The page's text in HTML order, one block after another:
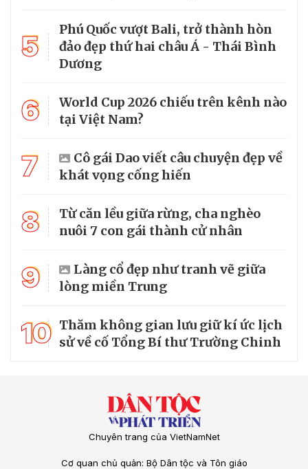
5
Phú Quốc vượt Bali, trở thành hòn
đảo đẹp thứ hai châu Á - Thái Bình
Dương
6
World Cup 2026 chiếu trên kênh nào
tại Việt Nam?
7
Cô gái Dao viết câu chuyện đẹp về
khát vọng cống hiến
8
Từ căn lều giữa rừng, cha nghèo
nuôi 7 con gái thành cử nhân
9
Làng cổ đẹp như tranh vẽ giữa
lòng miền Trung
10 Thăm không gian lưu giữ kí ức lịch
sử về cố Tổng Bí thư Trường Chinh
Chuyên trang của VietNamNet
Cơ quan chủ quản: Bộ Dân tộc và Tôn giáo